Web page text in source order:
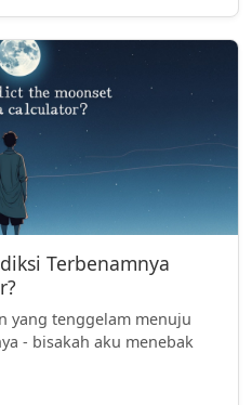
Terbenamnya
yang tenggelam menuju
- bisakah aku menebak